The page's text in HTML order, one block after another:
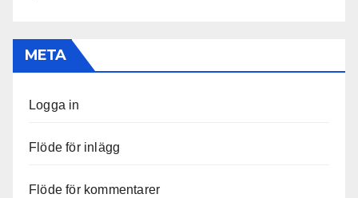
META
Logga in
Flöde för inlägg
Flöde för kommentarer